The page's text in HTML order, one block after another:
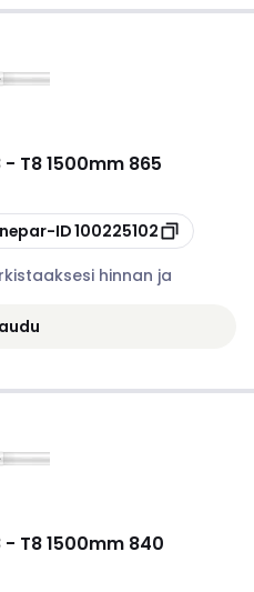
T8 1500mm 865
ID100225102
hinnan ja
T8 1500mm 840